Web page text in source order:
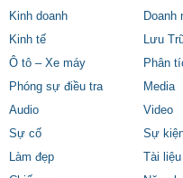
Kinh doanh
Doanh
Kinh tế
Lưu
Ô tô – Xe máy
Phân
Phóng sự điều tra
Media
Audio
Video
Sự cố
Sự
Làm đẹp
Tài